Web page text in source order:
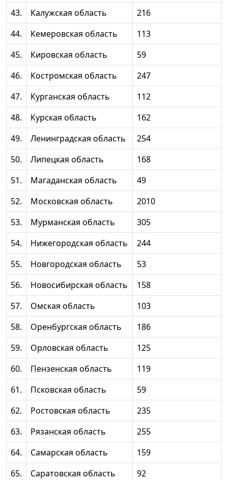
43. Калужская область
216
44.
Кемеровская область
113
45.
Кировская область
59
46.
Костромская область
247
47.
Курганская область
112
48.
Курская область
162
49.
Ленинградская область
254
50.
Липецкая область
168
51.
Магаданская область
49
52.
Московская область
2010
53.
Мурманская область
305
54.
Нижегородская область
244
55.
Новгородская область
53
56.
Новосибирская область
158
57.
Омская область
103
58.
Оренбургская область
186
59.
Орловская область
125
60.
Пензенская область
119
61.
Псковская область
59
62.
Ростовская область
235
63.
Рязанская область
255
64.
Самарская область
159
65.
Саратовская область
92